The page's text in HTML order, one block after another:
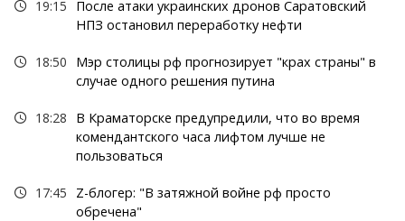
19:15
После атаки украинских дронов Саратовский
НПЗ остановил переработку нефти
18:50
Мэр столицы рф прогнозирует "крах страны" в
случае одного решения путина
18:28
В Краматорске предупредили, что во время
комендантского часа лифтом лучше не
пользоваться
17:45
Z-блогер: "В затяжной войне рф просто
обречена"